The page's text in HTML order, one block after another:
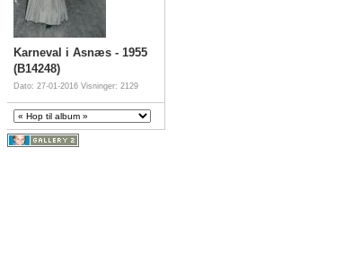
Karneval i Asnæs - 1955
(B14248)
Dato: 27-01-2016 Visninger: 2129